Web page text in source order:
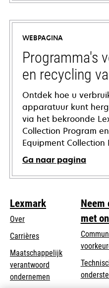
opens
in
new
tab
WEBPAGINA
Programma's
en recycling
Ontdek hoe u
apparatuur kunt
via het bekroonde
Collection Program
Equipment Collection
Ga naar pagina
Lexmark
Over
Carrières
Maatschappelijk
verantwoord
ondernemen
Neem
met